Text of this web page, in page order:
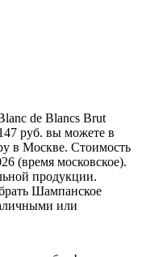
de Blancs Brut
руб. вы можете в
в Москве. Стоимость
(время московское).
продукции.
Шампанское
или